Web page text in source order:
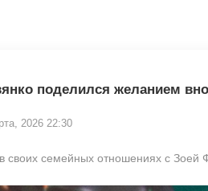
поделился желанием
2026 22:30
своих семейных отношениях с Зоей